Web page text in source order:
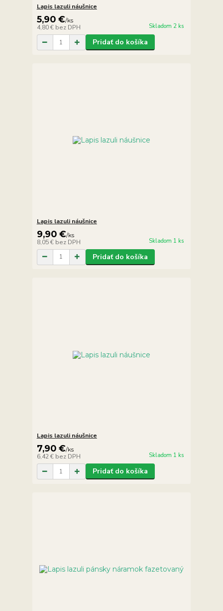
Lapis lazuli náušnice
5,90 €/ks
4,80 € bez DPH Skladom 2 ks
Pridať do košíka
Lapis lazuli náušnice
9,90 €/ks
8,05 € bez DPH Skladom 1 ks
Pridať do košíka
Lapis lazuli náušnice
7,90 €/ks
6,42 € bez DPH Skladom 1 ks
Pridať do košíka